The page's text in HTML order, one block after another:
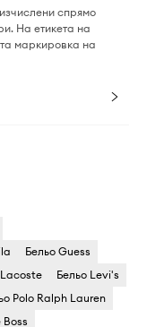
спрямо
На етикета на
маркировка на
Бельо Guess
Бельо Levi's
Polo Ralph Lauren